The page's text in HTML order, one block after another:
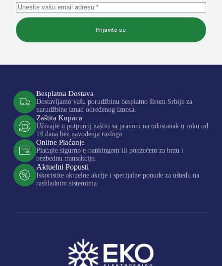
Prijavite se
Besplatna Dostava
Dostavljamo vašu porudžbinu besplatno širom Srbije za
narudžbine iznad određenog iznosa.
Zaštita Kupaca
Uživajte u potpunoj zaštiti sa pravom na odustanak u roku od
14 dana bez navođenja razloga.
Online Plaćanje
Plaćajte sigurno e-bankingom ili pouzećem za brzu i
bezbednu transakciju.
Aktuelni Popusti
Iskoristite aktuelne akcije i specijalne ponude za uštedu na
rashladnim sistemima.